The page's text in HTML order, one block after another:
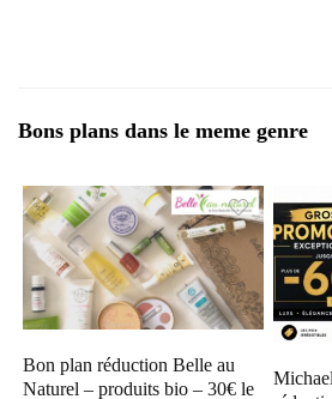
Bons plans dans le meme genre
Bon plan réduction Belle au
Naturel – produits bio – 30€ le